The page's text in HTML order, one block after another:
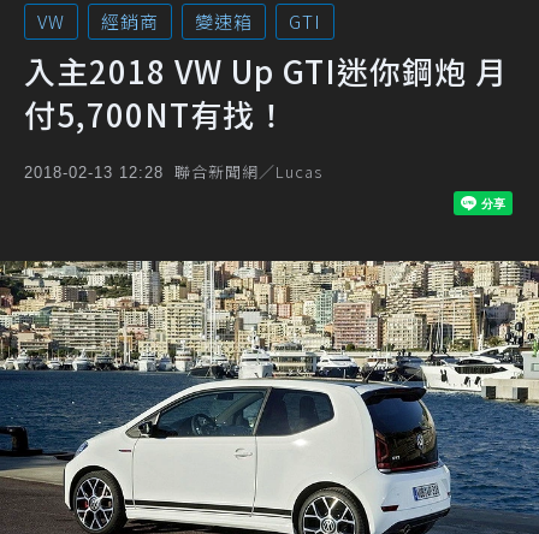
VW 經銷商 變速箱 GTI
入主2018 VW Up GTI迷你鋼炮 月
付5,700NT有找！
2018-02-13 12:28 聯合新聞網／Lucas